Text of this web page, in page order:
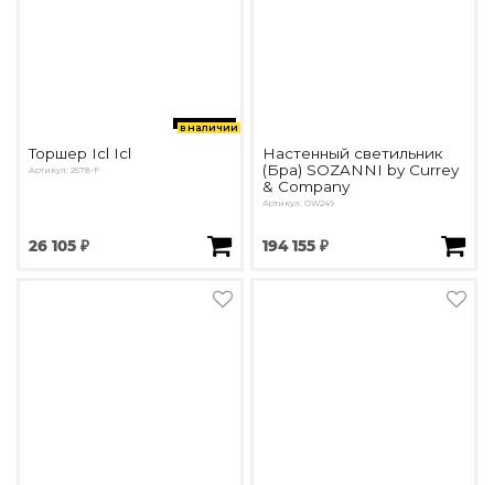
в наличии
Торшер Icl Icl
Артикул: 2578-F
26 105 ₽
Настенный светильник
(Бра) SOZANNI by Currey
& Company
Артикул: OW249
194 155 ₽